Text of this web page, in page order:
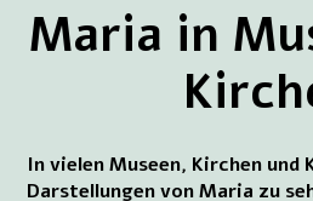
Maria in
In vielen Museen, Kirchen und
Darstellungen von Maria zu